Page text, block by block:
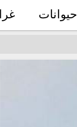
حيوانات